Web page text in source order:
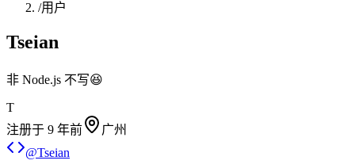
/用户
Tseian
非 Node.js 不写😆
T
注册于 9 年前
广州
@Tseian